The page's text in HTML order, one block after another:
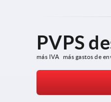
PVPS
más IVA más gastos de